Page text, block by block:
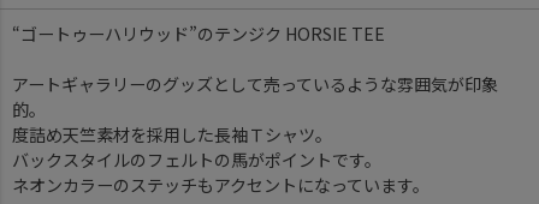
“ゴートゥーハリウッド”のテンジク HORSIE TEE
アートギャラリーのグッズとして売っているような雰囲気が印象
的。
度詰め天竺素材を採用した長袖Ｔシャツ。
バックスタイルのフェルトの馬がポイントです。
ネオンカラーのステッチもアクセントになっています。